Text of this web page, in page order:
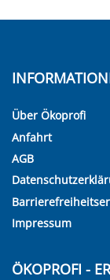
Über Ökoprofi
Anfahrt
AGB
Impressum
ÖKOPROFI -